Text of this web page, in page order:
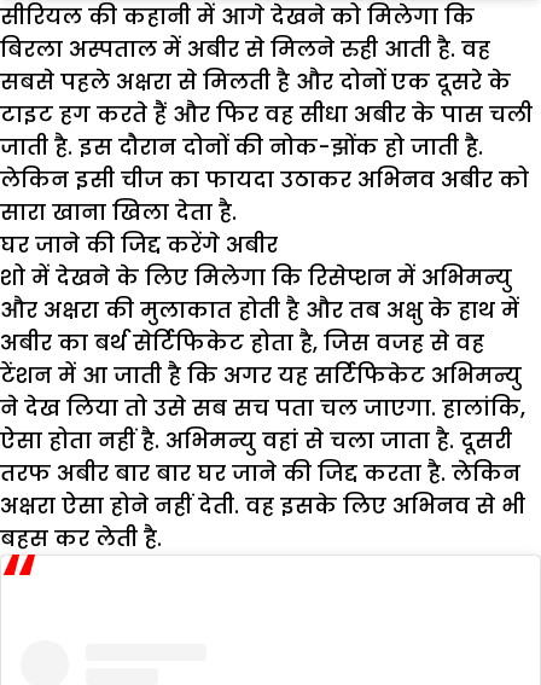
सीरियल की कहानी में आगे देखने को मिलेगा कि
बिरला अस्पताल में अबीर से मिलने रुही आती है. वह
सबसे पहले अक्षरा से मिलती है और दोनों एक दूसरे के
टाइट हग करते हैं और फिर वह सीधा अबीर के पास चली
जाती है. इस दौरान दोनों की नोक-झोंक हो जाती है.
लेकिन इसी चीज का फायदा उठाकर अभिनव अबीर को
सारा खाना खिला देता है.
घर जाने की जिद्द करेंगे अबीर
शो में देखने के लिए मिलेगा कि रिसेप्शन में अभिमन्यु
और अक्षरा की मुलाकात होती है और तब अक्षु के हाथ में
अबीर का बर्थ सेर्टिफिकेट होता है, जिस वजह से वह
टेंशन में आ जाती है कि अगर यह सर्टिफिकेट अभिमन्यु
ने देख लिया तो उसे सब सच पता चल जाएगा. हालांकि,
ऐसा होता नहीं है. अभिमन्यु वहां से चला जाता है. दूसरी
तरफ अबीर बार बार घर जाने की जिद्द करता है. लेकिन
अक्षरा ऐसा होने नहीं देती. वह इसके लिए अभिनव से भी
बहस कर लेती है.